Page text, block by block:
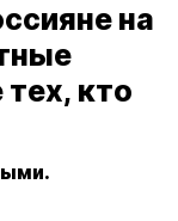
на
кто